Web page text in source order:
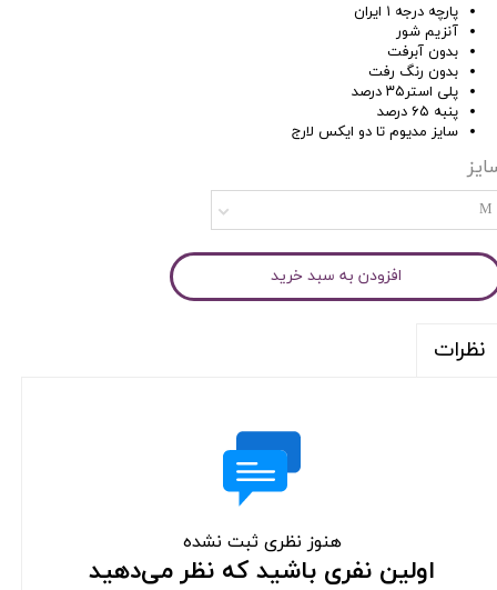
پارچه درجه ۱ ایران
آنزیم شور
بدون آبرفت
بدون رنگ رفت
پلی استر۳۵ درصد ‌
پنبه ۶۵ درصد
سایز مدیوم تا دو ایکس لارج
M
افزودن به سبد خرید
نظرات
هنوز نظری ثبت نشده
اولین نفری باشید که نظر می‌دهید